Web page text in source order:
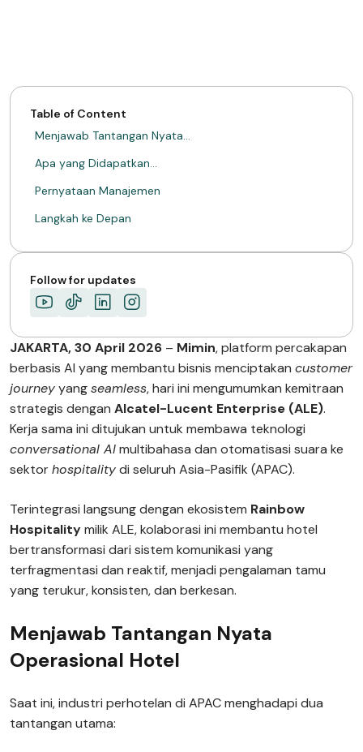
Table of Content
Menjawab Tantangan Nyata…
Apa yang Didapatkan…
Pernyataan Manajemen
Langkah ke Depan
Follow for updates
JAKARTA, 30 April 2026 – Mimin, platform percakapan
berbasis AI yang membantu bisnis menciptakan customer
journeyyangseamless, hari ini mengumumkan kemitraan
strategis dengan Alcatel-Lucent Enterprise (ALE).
Kerja sama ini ditujukan untuk membawa teknologi
conversational AImultibahasa dan otomatisasi suara ke
sektorhospitalitydi seluruh Asia-Pasifik (APAC).
Terintegrasi langsung dengan ekosistem Rainbow
Hospitalitymilik ALE, kolaborasi ini membantu hotel
bertransformasi dari sistem komunikasi yang
terfragmentasi dan reaktif, menjadi pengalaman tamu
yang terukur, konsisten, dan berkesan.
Menjawab Tantangan Nyata
Operasional Hotel
Saat ini, industri perhotelan di APAC menghadapi dua
tantangan utama: